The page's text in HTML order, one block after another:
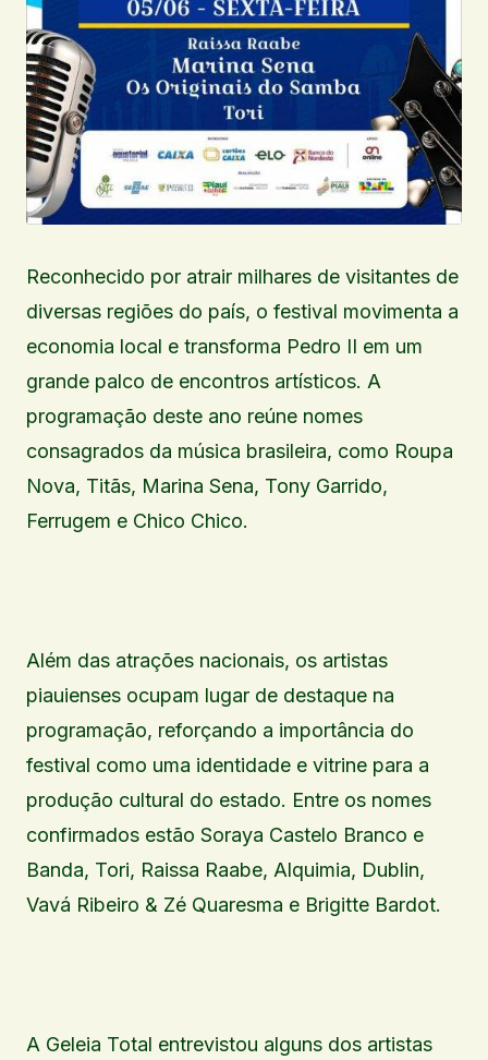
Reconhecido por atrair milhares de visitantes de
diversas regiões do país, o festival movimenta a
economia local e transforma Pedro II em um
grande palco de encontros artísticos. A
programação deste ano reúne nomes
consagrados da música brasileira, como Roupa
Nova, Titãs, Marina Sena, Tony Garrido,
Ferrugem e Chico Chico.
Além das atrações nacionais, os artistas
piauienses ocupam lugar de destaque na
programação, reforçando a importância do
festival como uma identidade e vitrine para a
produção cultural do estado. Entre os nomes
confirmados estão Soraya Castelo Branco e
Banda, Tori, Raissa Raabe, Alquimia, Dublin,
Vavá Ribeiro & Zé Quaresma e Brigitte Bardot.
A Geleia Total entrevistou alguns dos artistas